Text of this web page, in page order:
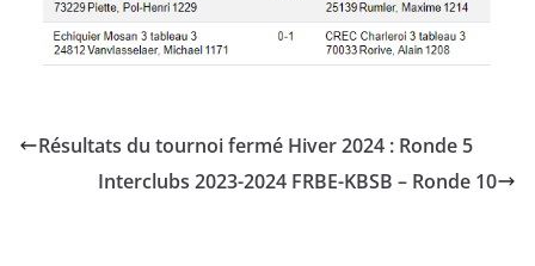
Résultats du tournoi fermé Hiver 2024 : Ronde 5
Interclubs 2023-2024 FRBE-KBSB – Ronde 10